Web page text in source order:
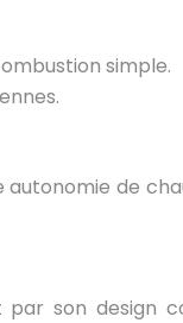
simple.
de
son design